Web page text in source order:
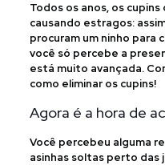
Todos os anos, os
causando estragos:
procuram um ninho para
você só percebe a
está muito avançada.
como eliminar os cupins!
Agora é a hora de
Você percebeu alguma
asinhas soltas perto das